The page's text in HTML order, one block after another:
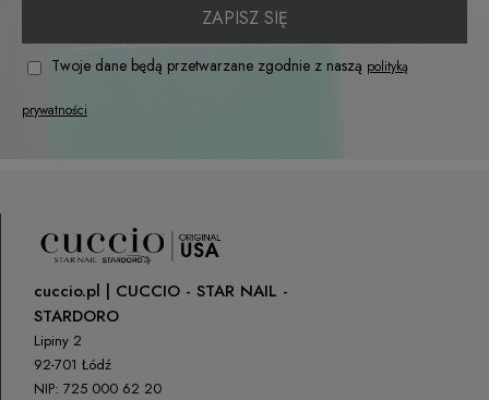
ZAPISZ SIĘ
Twoje dane będą przetwarzane zgodnie z naszą polityką
prywatności
cuccio.pl | CUCCIO - STAR NAIL -
STARDORO
Lipiny 2
92-701 Łódź
NIP: 725 000 62 20